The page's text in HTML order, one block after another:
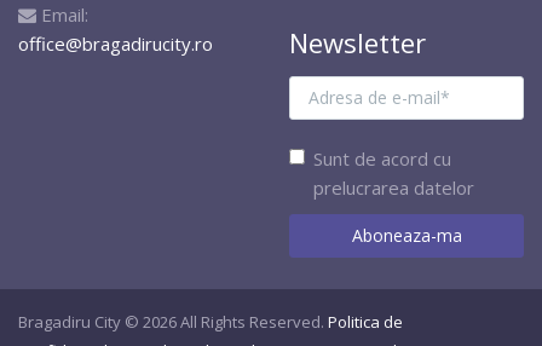
Email:
office@bragadirucity.ro
Newsletter
Sunt de acord cu
prelucrarea datelor
Bragadiru City © 2026 All Rights Reserved. Politica de